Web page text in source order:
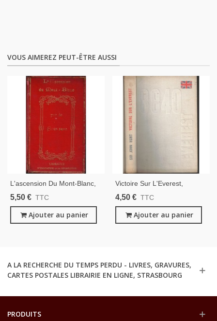
VOUS AIMEREZ PEUT-ÊTRE AUSSI
L'ascension Du Mont-Blanc,
18e S., Horace-Bénedict De
Alpes, Sport, Haute-Savoie,
Jeunesse,
5,50 € TTC
Ajouter au panier
Victoire Sur L'Everest,
Général Sir John Hunt, 1954
Alpinisme, Sport,
4,50 € TTC
Ajouter au panier
A LA RECHERCHE DU TEMPS PERDU - LIVRES, GRAVURES,
CARTES POSTALES LIBRAIRIE EN LIGNE, STRASBOURG
PRODUITS